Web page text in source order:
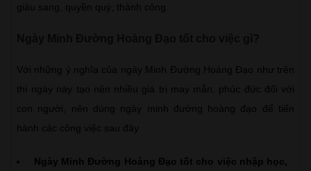
giàu sang, quyền quý, thành công.
Với những ý nghĩa của ngày Minh Đường Hoàng Đạo như trên
thì ngày này tạo nên nhiều giá trị may mắn, phúc đức đối với
con người, nên dùng ngày minh đường hoàng đạo để tiến
hành các công việc sau đây
Ngày Minh Đường Hoàng Đạo tốt cho việc nhập học,